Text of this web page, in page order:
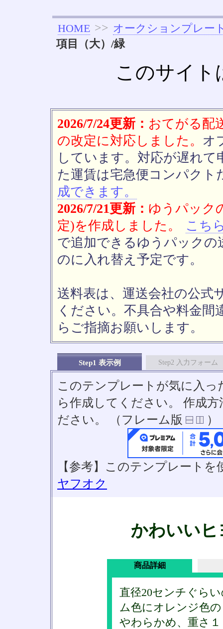
HOME >> オークションプレー
項目（大）/緑
このサイト
2026/7/24更新： おてがる配
の改定に対応しました。 オ
しています。対応が遅れ
た運賃は宅急便コンパクト
成できます。
2026/7/21更新： ゆうパック
定)を作成しました。
こち
で追加できるゆうパックの
のに入れ替え予定です。
送料表は、運送会社の公式
ください。不具合や料金間
らご指摘お願いします。
Step1 表示例 Step2 入力フォーム
このテンプレートが気に入っ
ら作成してください。 作成
ださい。 （フレーム版
）
【参考】このテンプレート
ヤフオク
かわいい
商品詳細
直径20センチぐら
ム色にオレンジ色
やわらかめ、重さ